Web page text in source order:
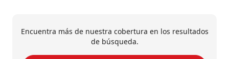
Encuentra más de nuestra cobertura en los resultados
de búsqueda.